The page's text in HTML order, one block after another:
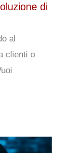
di
al
clienti o